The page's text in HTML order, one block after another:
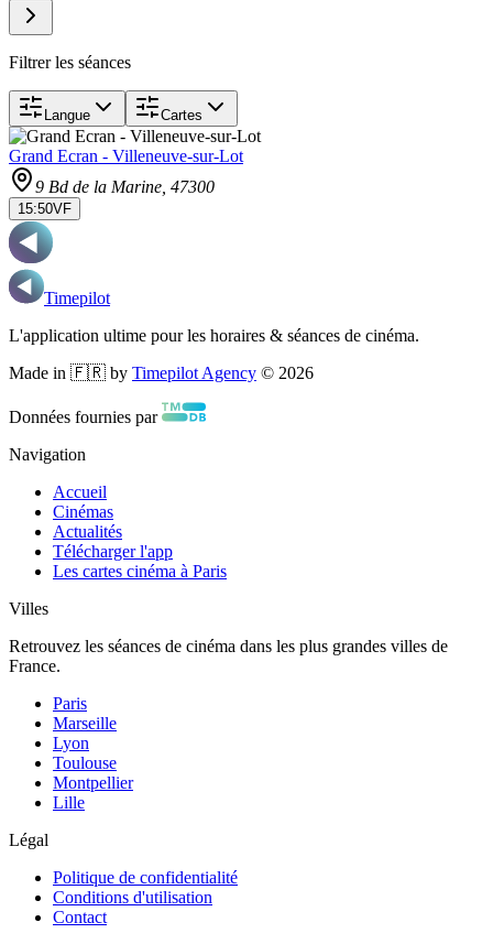
Filtrer les séances
Langue Cartes
Grand Ecran - Villeneuve-sur-Lot
9 Bd de la Marine , 47300
15:50VF
Timepilot
L'application ultime pour les horaires & séances de cinéma.
Made in 🇫🇷 by Timepilot Agency © 2026
Données fournies par
Navigation
Accueil
Cinémas
Actualités
Télécharger l'app
Les cartes cinéma à Paris
Villes
Retrouvez les séances de cinéma dans les plus grandes villes de
France.
Paris
Marseille
Lyon
Toulouse
Montpellier
Lille
Légal
Politique de confidentialité
Conditions d'utilisation
Contact